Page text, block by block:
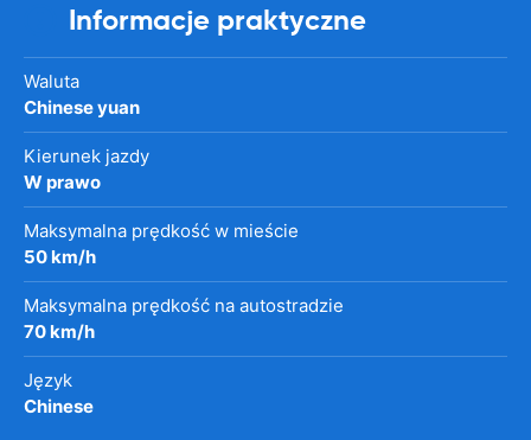
Informacje praktyczne
Waluta
Chinese yuan
Kierunek jazdy
W prawo
Maksymalna prędkość w mieście
50 km/h
Maksymalna prędkość na autostradzie
70 km/h
Język
Chinese